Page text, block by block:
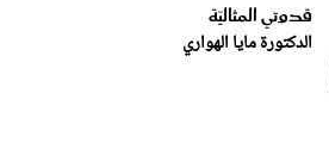
قدوتي المثاليّة
الدكتورة مايا الهواري